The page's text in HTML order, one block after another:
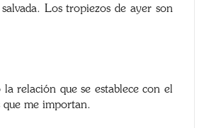
Los tropiezos de ayer son
relación que se establece con el
me importan.